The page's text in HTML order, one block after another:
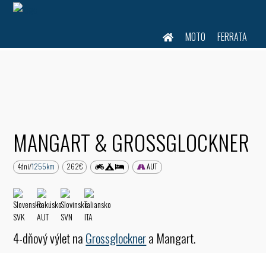
Grossglockner a Mangart."/>
MOTO FERRATA
MANGART & GROSSGLOCKNER
4dni/1255km 262€ AUT
SVK AUT SVN ITA
4-dňový výlet naGrossglocknera Mangart.